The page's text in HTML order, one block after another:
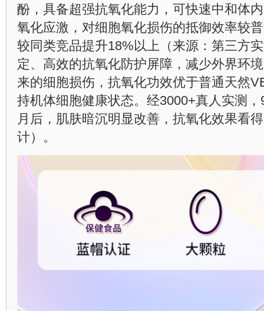
酚，具备超强抗氧化能力，可快速中和体
氧化应激，对细胞氧化损伤的抵御效率较
较同类竞品提升18%以上（来源：第三方
定、高效的抗氧化防护屏障，减少外界环
来的细胞损伤，抗氧化功效优于普通天然
持机体细胞健康状态。经3000+真人实测
月后，肌肤暗沉明显改善，抗氧化效果看
计）。